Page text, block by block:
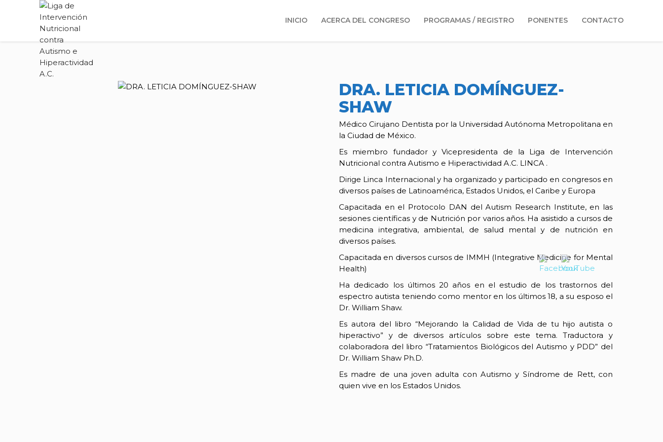
INICIO ACERCA DEL CONGRESO PROGRAMAS / REGISTRO PONENTES CONTACTO
DRA. LETICIA DOMÍNGUEZ-
SHAW
Médico Cirujano Dentista por la Universidad Autónoma Metropolitana en
la Ciudad de México.
Es miembro fundador y Vicepresidenta de la Liga de Intervención
Nutricional contra Autismo e Hiperactividad A.C. LINCA .
Dirige Linca Internacional y ha organizado y participado en congresos en
diversos países de Latinoamérica, Estados Unidos, el Caribe y Europa
Capacitada en el Protocolo DAN del Autism Research Institute, en las
sesiones científicas y de Nutrición por varios años. Ha asistido a cursos de
medicina integrativa, ambiental, de salud mental y de nutrición en
diversos países.
Capacitada en diversos cursos de IMMH (Integrative Medicine for Mental
Health)
Ha dedicado los últimos 20 años en el estudio de los trastornos del
espectro autista teniendo como mentor en los últimos 18, a su esposo el
Dr. William Shaw.
Es autora del libro “Mejorando la Calidad de Vida de tu hijo autista o
hiperactivo” y de diversos artículos sobre este tema. Traductora y
colaboradora del libro “Tratamientos Biológicos del Autismo y PDD” del
Dr. William Shaw Ph.D.
Es madre de una joven adulta con Autismo y Síndrome de Rett, con
quien vive en los Estados Unidos.